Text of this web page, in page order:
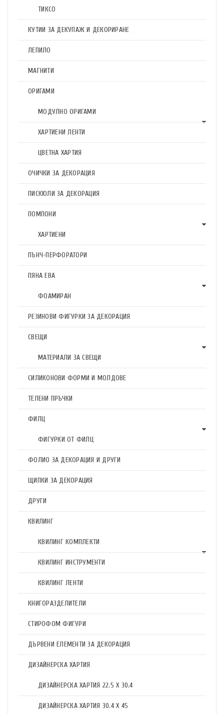
ТИКСО
КУТИИ ЗА ДЕКУПАЖ И ДЕКОРИРАНЕ
ЛЕПИЛО
МАГНИТИ
ОРИГАМИ
МОДУЛНО ОРИГАМИ
ХАРТИЕНИ ЛЕНТИ
ЦВЕТНА ХАРТИЯ
ОЧИЧКИ ЗА ДЕКОРАЦИЯ
ПИСКЮЛИ ЗА ДЕКОРАЦИЯ
ПОМПОНИ
ХАРТИЕНИ
ПЪНЧ-ПЕРФОРАТОРИ
ПЯНА ЕВА
ФОАМИРАН
РЕЗИНОВИ ФИГУРКИ ЗА ДЕКОРАЦИЯ
СВЕЩИ
МАТЕРИАЛИ ЗА СВЕЩИ
СИЛИКОНОВИ ФОРМИ И МОЛДОВЕ
ТЕЛЕНИ ПРЪЧКИ
ФИЛЦ
ФИГУРКИ ОТ ФИЛЦ
ФОЛИО ЗА ДЕКОРАЦИЯ И ДРУГИ
ЩИПКИ ЗА ДЕКОРАЦИЯ
ДРУГИ
КВИЛИНГ
КВИЛИНГ КОМПЛЕКТИ
КВИЛИНГ ИНСТРУМЕНТИ
КВИЛИНГ ЛЕНТИ
КНИГОРАЗДЕЛИТЕЛИ
СТИРОФОМ ФИГУРИ
ДЪРВЕНИ ЕЛЕМЕНТИ ЗА ДЕКОРАЦИЯ
ДИЗАЙНЕРСКА ХАРТИЯ
ДИЗАЙНЕРСКА ХАРТИЯ 22.5 X 30.4
ДИЗАЙНЕРСКА ХАРТИЯ 30.4 X 45